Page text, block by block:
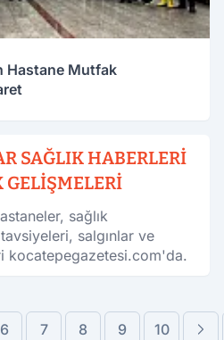
Hastane Mutfak
SAĞLIK HABERLERI
GELIŞMELERI
sağlık
salgınlar ve
kocatepegazetesi.com'da.
6 7 8 9 10